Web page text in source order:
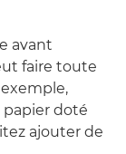
avant
faire toute
exemple,
doté
ajouter de